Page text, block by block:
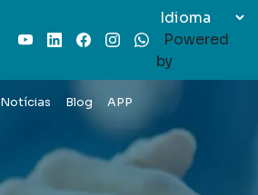
YoutubeLinkedInFacebook
InstagramWhatsAppPowered
by
Notícias Blog APP